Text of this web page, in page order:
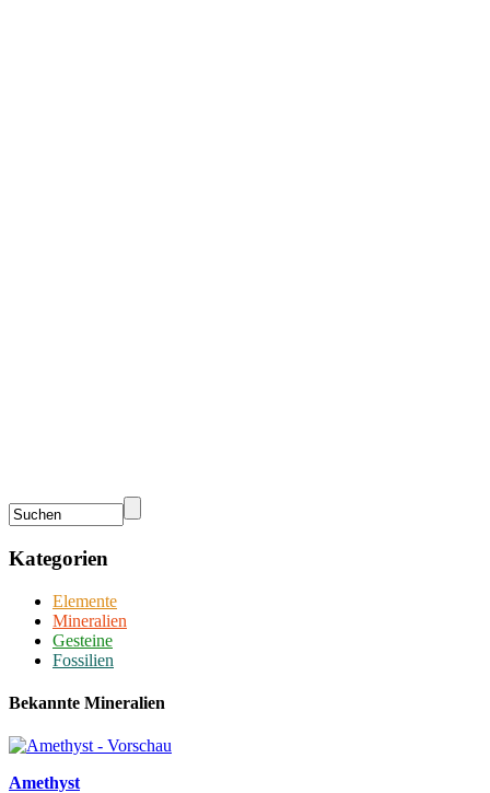
Kategorien
Elemente
Mineralien
Gesteine
Fossilien
Bekannte Mineralien
Amethyst